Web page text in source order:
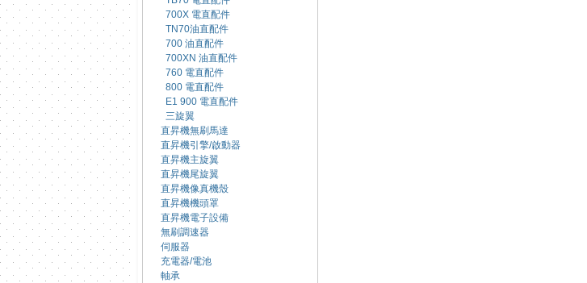
700X 電直配件
TN70油直配件
700 油直配件
700XN 油直配件
760 電直配件
800 電直配件
E1 900 電直配件
三旋翼
直昇機無刷馬達
直昇機引擎/啟動器
直昇機主旋翼
直昇機尾旋翼
直昇機像真機殼
直昇機機頭罩
直昇機電子設備
無刷調速器
伺服器
充電器/電池
軸承